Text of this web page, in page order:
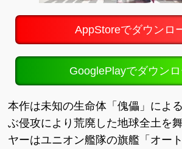
AppStoreでダウンロ
GooglePlayでダウン
本作は未知の生命体「傀儡」によ
ぶ侵攻により荒廃した地球全土を
ヤーはユニオン艦隊の旗艦「オー